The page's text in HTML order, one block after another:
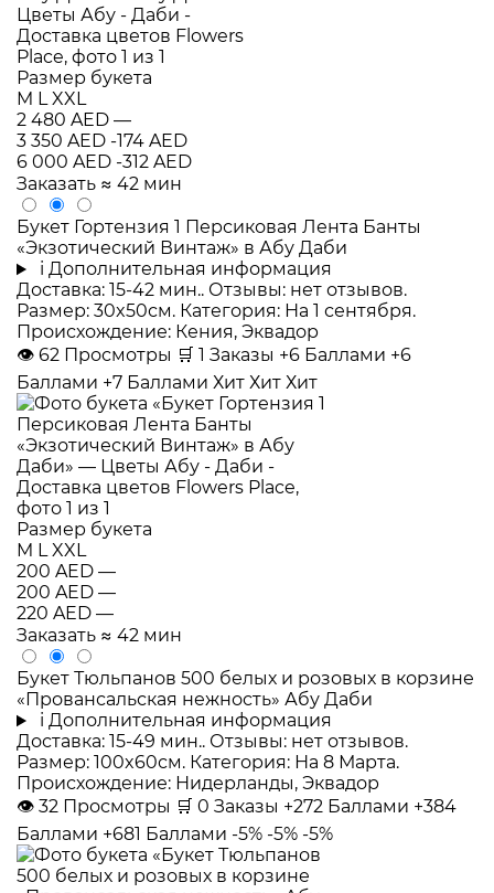
Размер букета
M LXXL
2 480 AED —
3 350 AED -174 AED
6 000 AED -312 AED
Заказать ≈ 42 мин
Букет Гортензия 1 Персиковая Лента Банты
«Экзотический Винтаж» в Абу Даби
i Дополнительная информация
Доставка: 15-42 мин.. Отзывы: нет отзывов.
Размер: 30x50см. Категория: На 1 сентября.
Происхождение: Кения, Эквадор
👁 62 Просмотры 🛒 1 Заказы +6 Баллами +6
Баллами +7 Баллами Хит Хит Хит
Размер букета
M LXXL
200 AED —
200 AED —
220 AED —
Заказать ≈ 42 мин
Букет Тюльпанов 500 белых и розовых в корзине
«Провансальская нежность» Абу Даби
i Дополнительная информация
Доставка: 15-49 мин.. Отзывы: нет отзывов.
Размер: 100x60см. Категория: На 8 Марта.
Происхождение: Нидерланды, Эквадор
👁 32 Просмотры 🛒 0 Заказы +272 Баллами +384
Баллами +681 Баллами -5% -5% -5%